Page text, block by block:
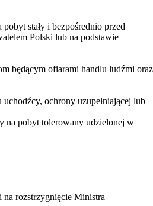
stały i bezpośrednio przed
Polski lub na podstawie
będącym ofiarami handlu ludźmi oraz
ochrony uzupełniającej lub
na pobyt tolerowany udzielonej w
na rozstrzygnięcie Ministra